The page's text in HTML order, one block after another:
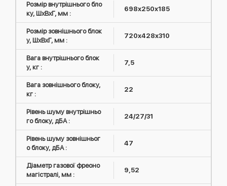
Розмір внутрішнього бло
ку, ШxВxГ, мм :
698х250х185
Розмір зовнішнього блок
у, ШxВxГ, мм :
720x428x310
Вага внутрішнього блок
у, кг :
7,5
Вага зовнішнього блоку,
кг :
22
Рівень шуму внутрішньо
го блоку, дБА :
24/27/31
Рівень шуму зовнішньог
о блоку, дБА :
47
Діаметр газової фреоно
магістралі, мм :
9,52